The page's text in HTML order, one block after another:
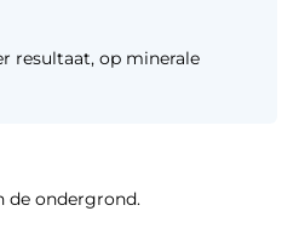
resultaat, op minerale
de ondergrond.